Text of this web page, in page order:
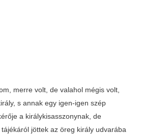
merre volt, de valahol mégis volt,
s annak egy igen-igen szép
a királykisasszonynak, de
jöttek az öreg király udvarába